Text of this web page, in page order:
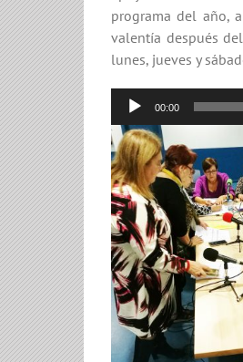
programa del año,
valentía después
lunes, jueves y
Reproductor
de
audio
00:00